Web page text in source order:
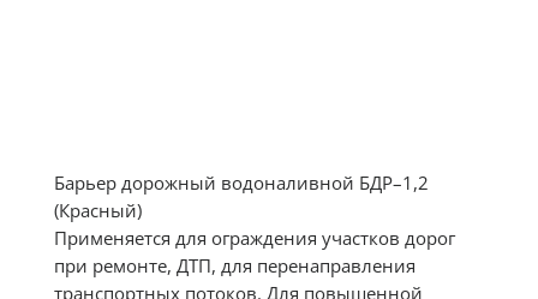
Барьер дорожный водоналивной БДР–1,2
(Красный)
Применяется для ограждения участков дорог
при ремонте, ДТП, для перенаправления
транспортных потоков. Для повышенной